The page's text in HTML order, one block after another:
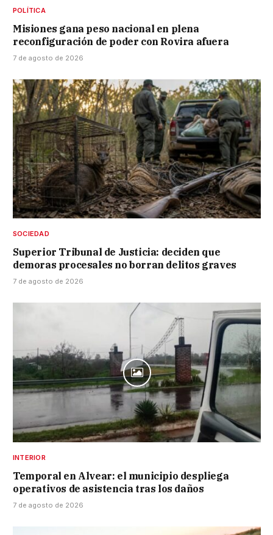
POLÍTICA
Misiones gana peso nacional en plena
reconfiguración de poder con Rovira afuera
7 de agosto de 2026
SOCIEDAD
Superior Tribunal de Justicia: deciden que
demoras procesales no borran delitos graves
7 de agosto de 2026
INTERIOR
Temporal en Alvear: el municipio despliega
operativos de asistencia tras los daños
7 de agosto de 2026